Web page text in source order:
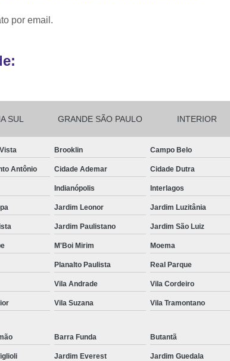
por email.
SUL GRANDE SÃO PAULO INTERIOR
Brooklin Campo Belo
Antônio Cidade Ademar Cidade Dutra
Indianópolis Interlagos
Jardim Leonor Jardim Luzitânia
Jardim Paulistano Jardim São Luiz
M'Boi Mirim Moema
Planalto Paulista Real Parque
Vila Andrade Vila Cordeiro
Vila Suzana Vila Tramontano
Barra Funda Butantã
Jardim Everest Jardim Guedala